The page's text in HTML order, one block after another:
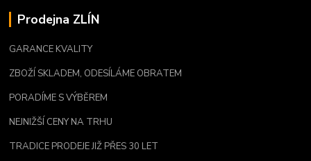
Prodejna ZLÍN
GARANCE KVALITY
ZBOŽÍ SKLADEM, ODESÍLÁME OBRATEM
PORADÍME S VÝBĚREM
NEJNIŽŠÍ CENY NA TRHU
TRADICE PRODEJE JIŽ PŘES 30 LET